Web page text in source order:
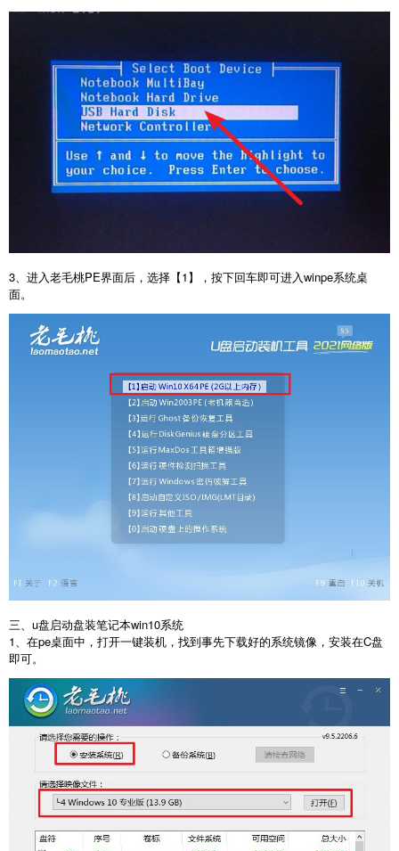
3、进入老毛桃PE界面后，选择【1】，按下回车即可进入winpe系统桌
面。
三、u盘启动盘装笔记本win10系统
1、在pe桌面中，打开一键装机，找到事先下载好的系统镜像，安装在C盘
即可。